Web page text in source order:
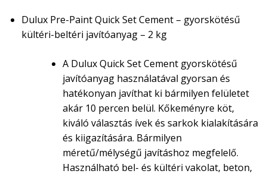
Dulux Pre-Paint Quick Set Cement – gyorskötésű
kültéri-beltéri javítóanyag – 2 kg
A Dulux Quick Set Cement gyorskötésű
javítóanyag használatával gyorsan és
hatékonyan javíthat ki bármilyen felületet
akár 10 percen belül. Kőkeményre köt,
kiváló választás ívek és sarkok kialakítására
és kiigazítására. Bármilyen
méretű/mélységű javításhoz megfelelő.
Használható bel- és kültéri vakolat, beton,